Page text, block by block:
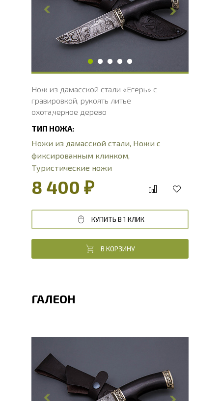
Толщина обуха, мм
2
Ширина рукояти, мм
29
Длина рукояти, мм
126
Толщина рукояти, мм
24
Твердость клинка, HRC
60 - 62 HRC
Нож из дамасской стали «Егерь» с
гравировкой, рукоять литье
охота,черное дерево
ТИП НОЖА:
Ножи из дамасской стали, Ножи с
фиксированным клинком,
Туристические ножи
8 400 ₽
КУПИТЬ В 1 КЛИК
В КОРЗИНУ
ГАЛЕОН
Общая длина, мм
Длина клинка, мм
147
Ширина клинка, мм
32
Толщина обуха, мм